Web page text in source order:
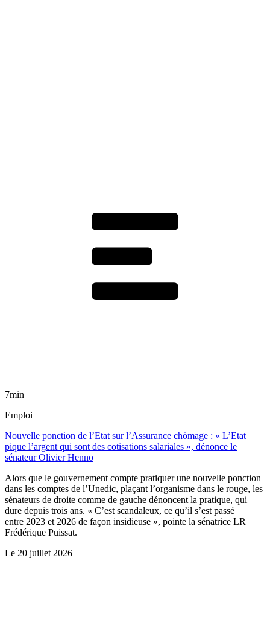
7min
Emploi
Nouvelle ponction de l’Etat sur l’Assurance chômage : « L’Etat
pique l’argent qui sont des cotisations salariales », dénonce le
sénateur Olivier Henno
Alors que le gouvernement compte pratiquer une nouvelle ponction
dans les comptes de l’Unedic, plaçant l’organisme dans le rouge, les
sénateurs de droite comme de gauche dénoncent la pratique, qui
dure depuis trois ans. « C’est scandaleux, ce qu’il s’est passé
entre 2023 et 2026 de façon insidieuse », pointe la sénatrice LR
Frédérique Puissat.
Le 20 juillet 2026